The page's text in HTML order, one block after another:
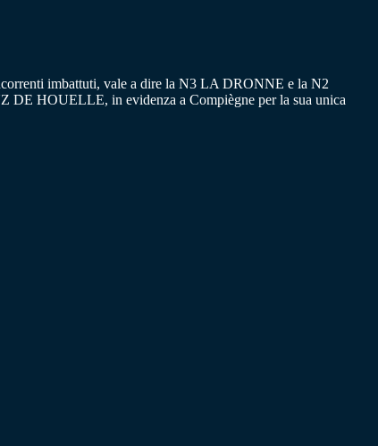
imbattuti, vale a dire la N3 LA DRONNE e la N2
DE HOUELLE, in evidenza a Compiègne per la sua unica